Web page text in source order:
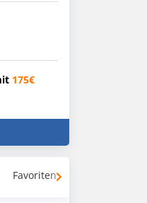
175€
Favoriten